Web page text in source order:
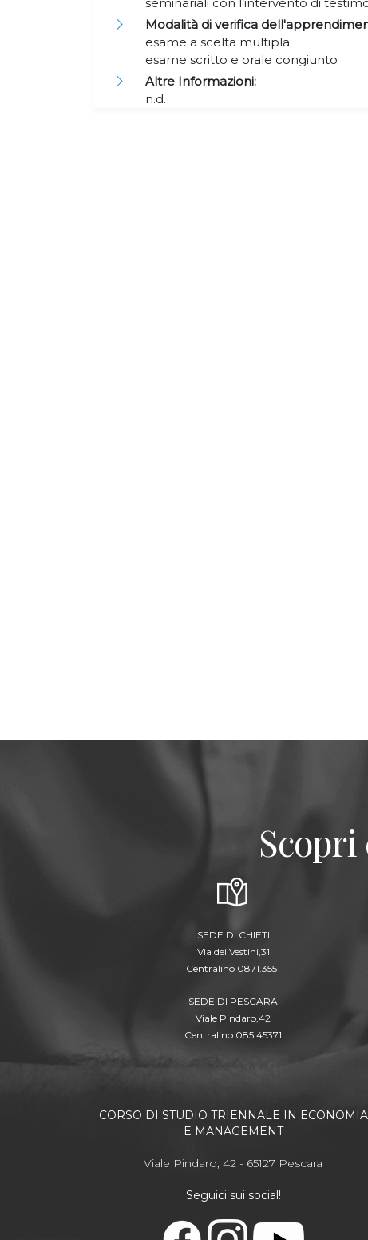
Modalità di verifica
esame a scelta multipla;
esame scritto e orale congiunto
Altre Informazioni:
n.d.
Scopri
SEDE DI CHIETI
Via dei Vestini,31
Centralino 0871.3551
SEDE DI PESCARA
Viale Pindaro,42
Centralino 085.45371
CORSO DI STUDIO TRIENNALE IN ECONOMIA
E MANAGEMENT
Viale Pindaro, 42 - 65127 Pescara
Seguici sui social!